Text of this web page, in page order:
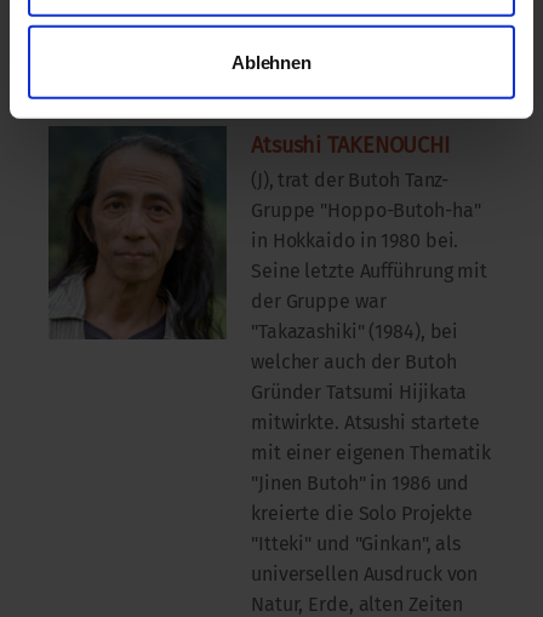
Ablehnen
CD "eau nouvelle" kam 2009
(sometimestudio/Paris).
Atsushi TAKENOUCHI
(J), trat der Butoh Tanz-
Gruppe "Hoppo-Butoh-ha"
in Hokkaido in 1980 bei.
Seine letzte Aufführung mit
der Gruppe war
"Takazashiki" (1984), bei
welcher auch der Butoh
Gründer Tatsumi Hijikata
mitwirkte. Atsushi startete
mit einer eigenen Thematik
"Jinen Butoh" in 1986 und
kreierte die Solo Projekte
"Itteki" und "Ginkan", als
universellen Ausdruck von
Natur, Erde, alten Zeiten